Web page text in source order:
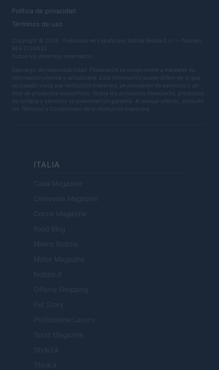
Política de privacidad
Términos de uso
Copyright © 2026 · Publicado en España por AdHub Media S.r.l. — Número
REA 2729933
Todos los derechos reservados
Descargo de responsabilidad: Finanzas24 se compromete a mantener su
información precisa y actualizada. Esta información puede diferir de lo que
ve cuando visita una institución financiera, un proveedor de servicios o un
sitio de productos específicos. Todos los productos financieros, productos
de compra y servicios se presentan sin garantía. Al evaluar ofertas, consulte
los Términos y Condiciones de la institución financiera.
ITALIA
Casa Magazine
Cineverse Magazine
Donne Magazine
Food Blog
Milano Notizie
Motor Magazine
Notizie.it
Offerte Shopping
Pet Story
Professione Lavoro
Sport Magazine
Style24
Think.it